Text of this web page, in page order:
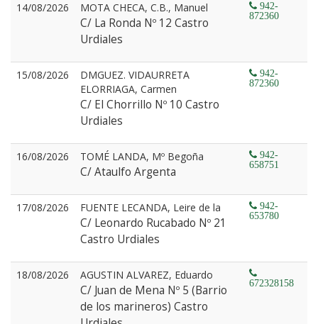
14/08/2026 MOTA CHECA, C.B., Manuel
C/ La Ronda Nº 12 Castro
Urdiales
872360
15/08/2026
DMGUEZ. VIDAURRETA
ELORRIAGA, Carmen
C/ El Chorrillo Nº 10 Castro
Urdiales
872360
16/08/2026 TOMÉ LANDA, Mº Begoña
C/ Ataulfo Argenta
658751
17/08/2026 FUENTE LECANDA, Leire de la
C/ Leonardo Rucabado Nº 21
Castro Urdiales
653780
18/08/2026 AGUSTIN ALVAREZ, Eduardo
C/ Juan de Mena Nº 5 (Barrio
de los marineros) Castro
672328158